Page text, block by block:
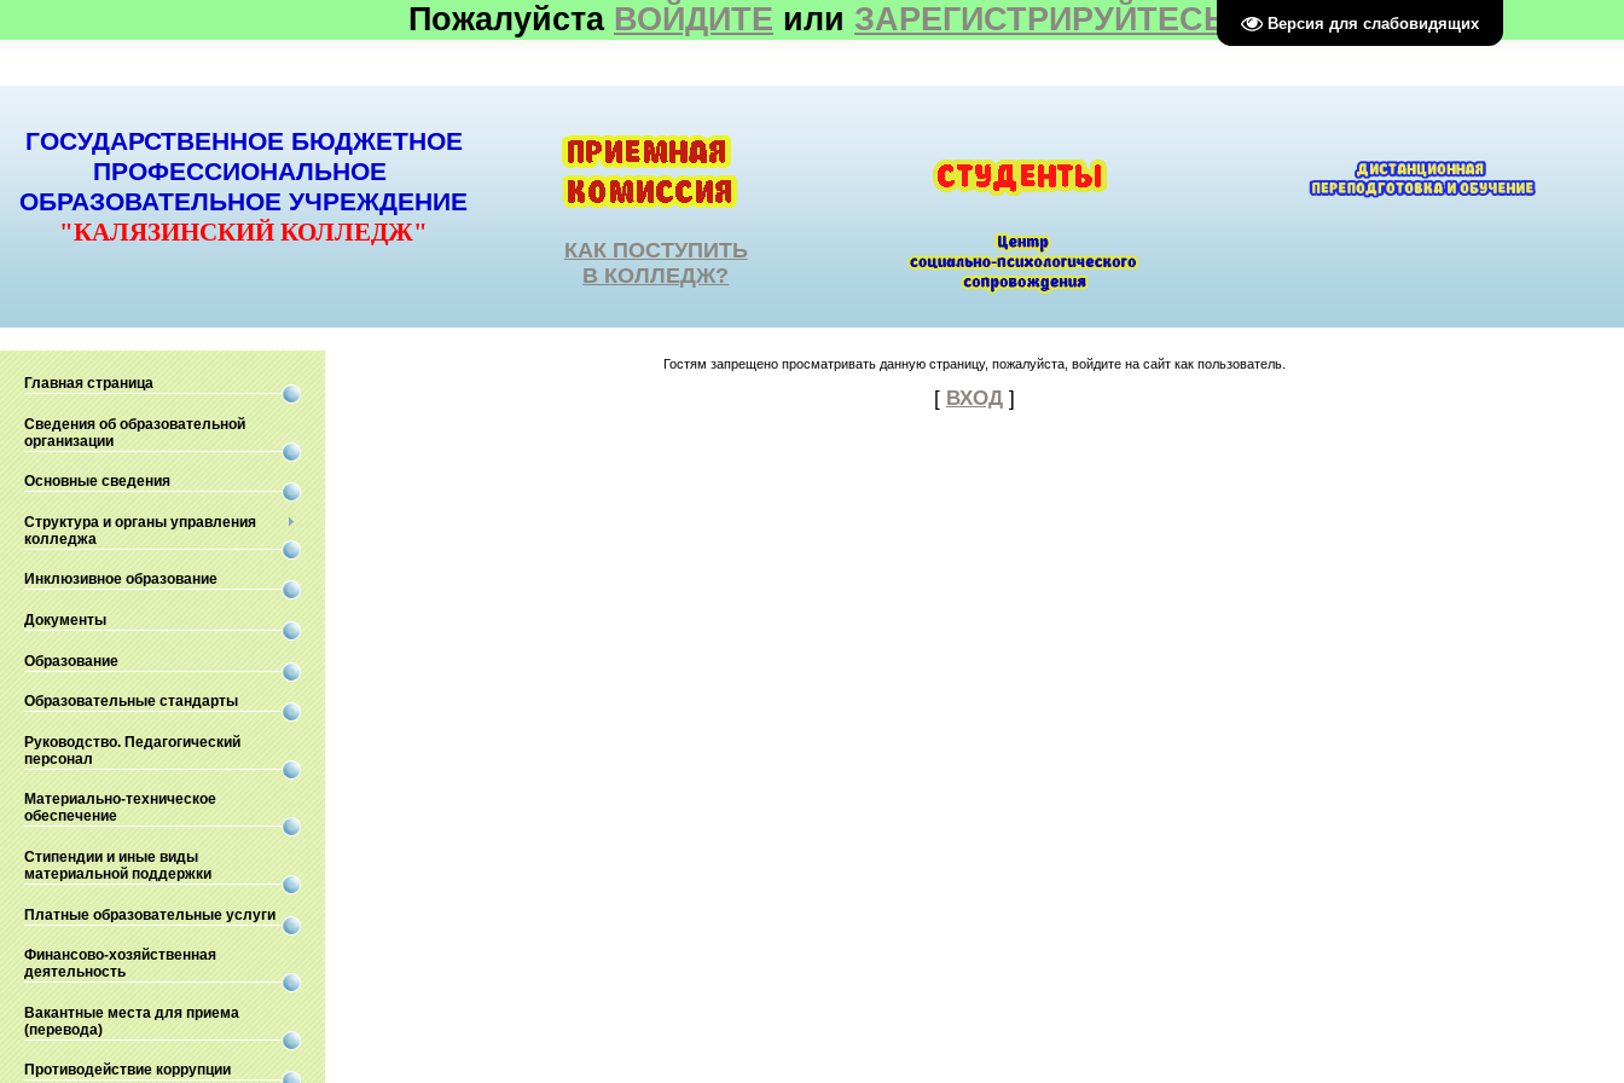
Версия для слабовидящих
Пожалуйста ВОЙДИТЕ или ЗАРЕГИСТРИРУЙТЕСЬ
ГОСУДАРСТВЕННОЕ БЮДЖЕТНОЕ
ПРОФЕССИОНАЛЬНОЕ
ОБРАЗОВАТЕЛЬНОЕ УЧРЕЖДЕНИЕ
"КАЛЯЗИНСКИЙ КОЛЛЕДЖ"
КАК ПОСТУПИТЬ
В КОЛЛЕДЖ?
Главная страница
Сведения об образовательной
организации
Основные сведения
Структура и органы управления
колледжа
Инклюзивное образование
Документы
Образование
Образовательные стандарты
Руководство. Педагогический
персонал
Материально-техническое
обеспечение
Стипендии и иные виды
материальной поддержки
Платные образовательные услуги
Финансово-хозяйственная
деятельность
Вакантные места для приема
(перевода)
Противодействие коррупции
Гостям запрещено просматривать данную страницу, пожалуйста, войдите на сайт как пользователь.
[ ВХОД]